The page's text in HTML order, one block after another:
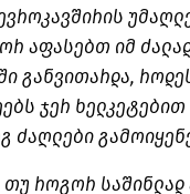
აფასებთ იმ
განვითარდა,
ჯერ ხელკეტებით
ძაღლები
თუ როგორ საშინლად